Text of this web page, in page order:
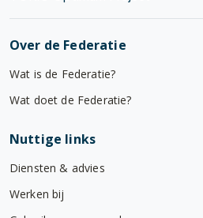
Over de Federatie
Wat is de Federatie?
Wat doet de Federatie?
Nuttige links
Diensten & advies
Werken bij